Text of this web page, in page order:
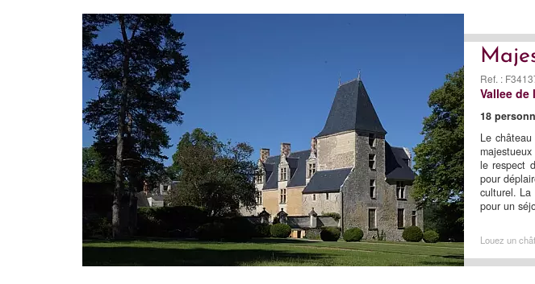
Ref. :
Vallee de
18
Le
le respect
pour
culturel.
pour un
Louez un